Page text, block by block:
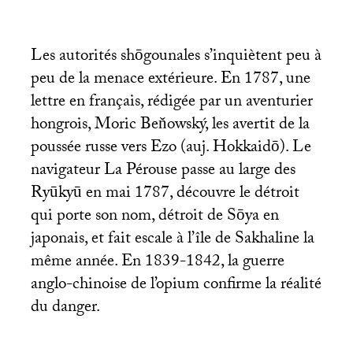
Les autorités shōgounales s’inquiètent peu à
peu de la menace extérieure. En 1787, une
lettre en français, rédigée par un aventurier
hongrois, Moric Beňowský, les avertit de la
poussée russe vers Ezo (auj. Hokkaidō). Le
navigateur La Pérouse passe au large des
Ryūkyū en mai 1787, découvre le détroit
qui porte son nom, détroit de Sōya en
japonais, et fait escale à l’île de Sakhaline la
même année. En 1839-1842, la guerre
anglo-chinoise de l’opium confirme la réalité
du danger.